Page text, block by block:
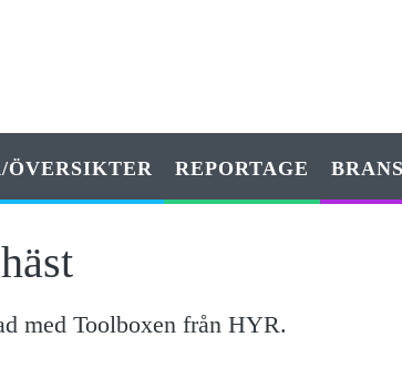
ÖVERSIKTER REPORTAGE
med Toolboxen från HYR.